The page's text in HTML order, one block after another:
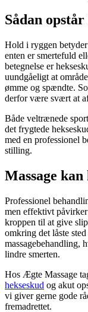
Sådan
Hold i ryggen
enten er smertefuld
betegnelse er
uundgåeligt at
ømme og spændte.
derfor være svært at
Både veltrænede
det frygtede
med en professionel
stilling.
Massage
Professionel
men effektivt
kroppen til at give
omkring det låste
massagebehandling,
lindre smerten.
Hos Ægte Massage
hekseskud og akut
vi giver gerne gode
fremadrettet.